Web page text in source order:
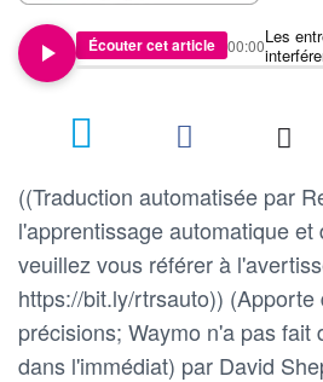
Écouter cet article
Les
00:00
((Traduction automatisée par
l'apprentissage automatique et
veuillez vous référer à
https://bit.ly/rtrsauto)) (Apporte
précisions; Waymo n'a pas fait
dans l'immédiat) par David